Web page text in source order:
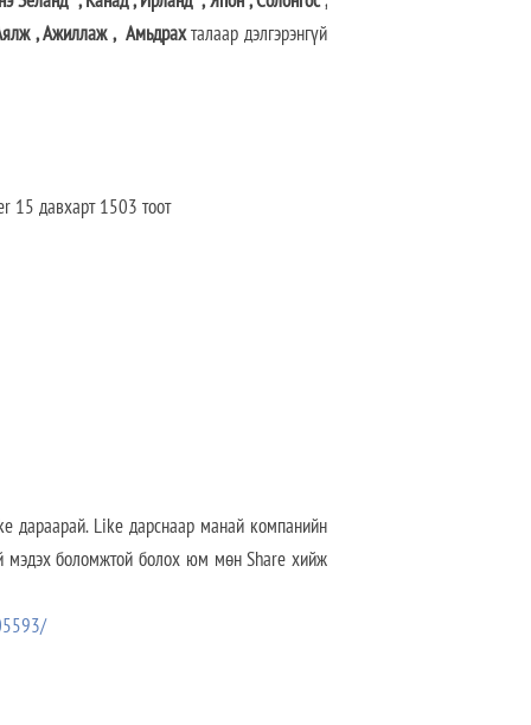
,Ажиллаж, Амьдрахталаар дэлгэрэнгүй
15 давхарт 1503 тоот
дараарай. Like дарснаар манай компанийн
мэдэх боломжтой болох юм мөн Share хийж